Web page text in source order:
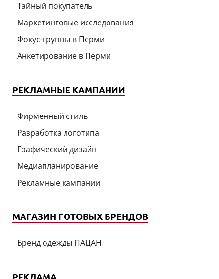
Тайный покупатель
Маркетинговые исследования
Фокус-группы в Перми
Анкетирование в Перми
РЕКЛАМНЫЕ КАМПАНИИ
Фирменный стиль
Разработка логотипа
Графический дизайн
Медиапланирование
Рекламные кампании
МАГАЗИН ГОТОВЫХ БРЕНДОВ
Бренд одежды ПАЦАН
РЕКЛАМА